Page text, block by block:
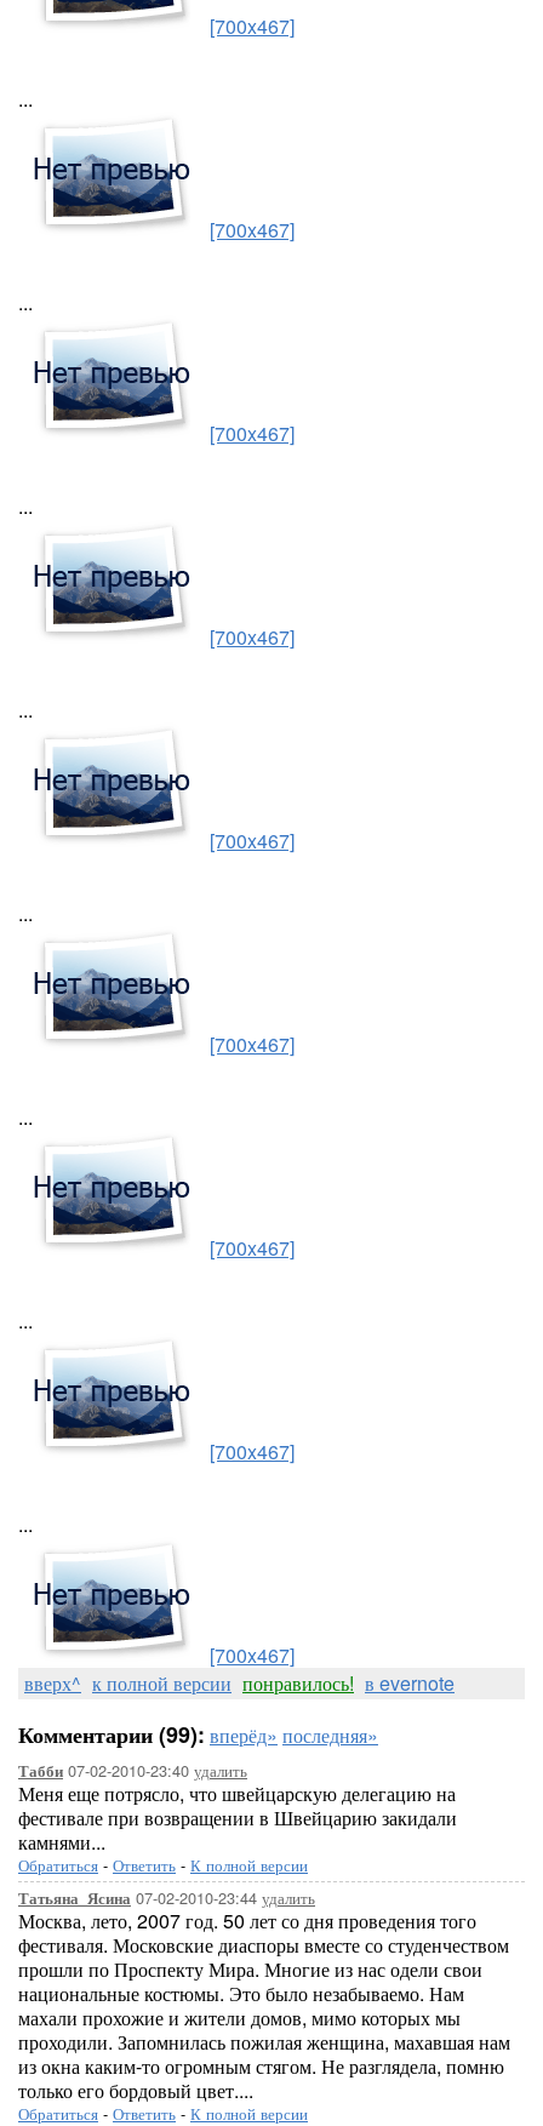
[700x467]
...
[700x467]
...
[700x467]
...
[700x467]
...
[700x467]
...
[700x467]
...
[700x467]
...
[700x467]
...
[700x467]
вверх^ к полной версии понравилось! в evernote
Комментарии (99): вперёд» последняя»
Табби 07-02-2010-23:40 удалить
Меня еще потрясло, что швейцарскую делегацию на
фестивале при возвращении в Швейцарию закидали
камнями...
Обратиться - Ответить - К полной версии
Татьяна_Ясина 07-02-2010-23:44 удалить
Москва, лето, 2007 год. 50 лет со дня проведения того
фестиваля. Московские диаспоры вместе со студенчеством
прошли по Проспекту Мира. Многие из нас одели свои
национальные костюмы. Это было незабываемо. Нам
махали прохожие и жители домов, мимо которых мы
проходили. Запомнилась пожилая женщина, махавшая нам
из окна каким-то огромным стягом. Не разглядела, помню
только его бордовый цвет....
Обратиться - Ответить - К полной версии